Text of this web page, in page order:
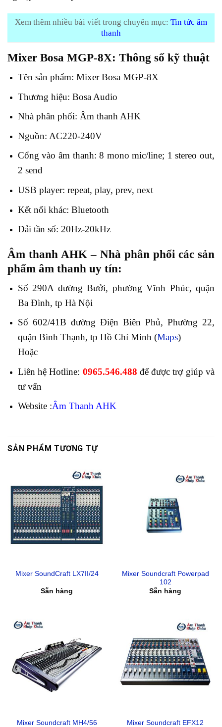
Xem thêm nhiều bài viết trong chuyên mục: Tin tức âm
thanh
Mixer Bosa MGP-8X: Thông số kỹ thuật
Tên sản phẩm: Mixer Bosa MGP-8X
Thương hiệu: Bosa Audio
Nhà phân phối: Âm thanh AHK
Nguồn: AC220-240V
Cổng vào âm thanh: 8 mono mic/line; 1 stereo out,
2 send
USB player: repeat, play, prev, next
Kết nối khác: Bluetooth
Dải tần số: 20Hz-20kHz
Âm thanh AHK – Nhà phân phối các sản
phẩm âm thanh uy tín:
Số 290A đường Bưởi, phường Vĩnh Phúc, quận
Ba Đình, tp Hà Nội
Số 602/41B đường Điện Biên Phủ, Phường 22,
quận Bình Thạnh, tp Hồ Chí Minh (Maps)
Hoặc
Liên hệ Hotline: 0965.546.488 để được trợ giúp và
tư vấn
Website :Âm Thanh AHK
SẢN PHẨM TƯƠNG TỰ
Mixer SoundCraft LX7II/24
Sẵn hàng
Mixer Soundcraft Powerpad
102
Sẵn hàng
Mixer Soundcraft MH4/56
Mixer Soundcraft EFX12